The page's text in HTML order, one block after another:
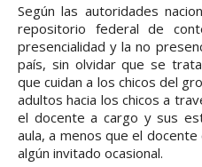
Según las autoridades
repositorio federal de
presencialidad y la no
país, sin olvidar que se
que cuidan a los chicos del
adultos hacia los chicos a
el docente a cargo y sus
aula, a menos que el
algún invitado ocasional.